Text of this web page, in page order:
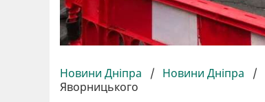
Новини Дніпра / Новини Дніпра /
Яворницького